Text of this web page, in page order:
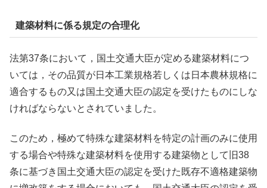
建築材料に係る規定の合理化
法第37条において，国土交通大臣が定める建築材料につ
いては，その品質が日本工業規格若しくは日本農林規格に
適合するもの又は国土交通大臣の認定を受けたものにしな
ければならないとされていました。
このため，極めて特殊な建築材料を特定の計画のみに使用
する場合や特殊な建築材料を使用する建築物として旧38
条に基づき国土交通大臣の認定を受けた既存不適格建築物